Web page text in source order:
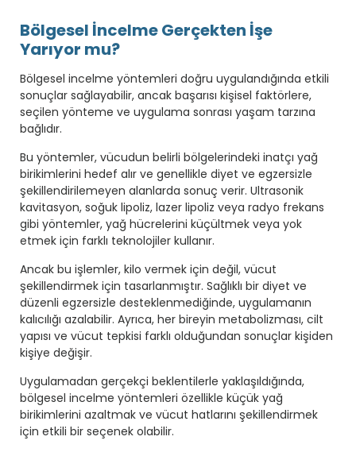
Bölgesel İncelme Gerçekten İşe
Yarıyor mu?
Bölgesel incelme yöntemleri doğru uygulandığında etkili
sonuçlar sağlayabilir, ancak başarısı kişisel faktörlere,
seçilen yönteme ve uygulama sonrası yaşam tarzına
bağlıdır.
Bu yöntemler, vücudun belirli bölgelerindeki inatçı yağ
birikimlerini hedef alır ve genellikle diyet ve egzersizle
şekillendirilemeyen alanlarda sonuç verir. Ultrasonik
kavitasyon, soğuk lipoliz, lazer lipoliz veya radyo frekans
gibi yöntemler, yağ hücrelerini küçültmek veya yok
etmek için farklı teknolojiler kullanır.
Ancak bu işlemler, kilo vermek için değil, vücut
şekillendirmek için tasarlanmıştır. Sağlıklı bir diyet ve
düzenli egzersizle desteklenmediğinde, uygulamanın
kalıcılığı azalabilir. Ayrıca, her bireyin metabolizması, cilt
yapısı ve vücut tepkisi farklı olduğundan sonuçlar kişiden
kişiye değişir.
Uygulamadan gerçekçi beklentilerle yaklaşıldığında,
bölgesel incelme yöntemleri özellikle küçük yağ
birikimlerini azaltmak ve vücut hatlarını şekillendirmek
için etkili bir seçenek olabilir.